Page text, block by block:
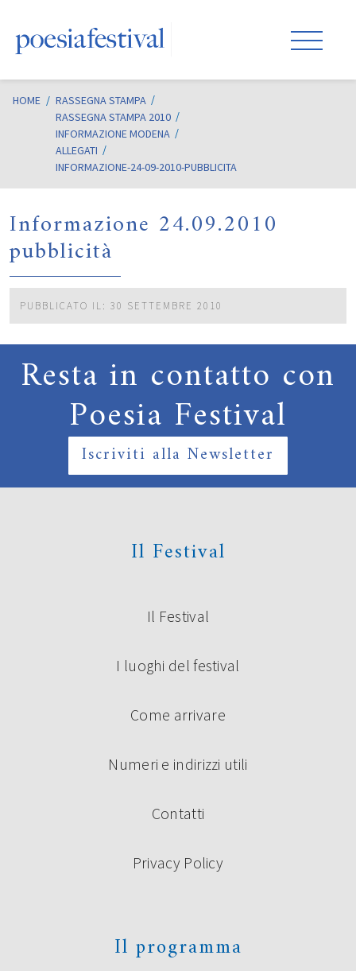
HOME / RASSEGNA STAMPA
RASSEGNA STAMPA 2010
INFORMAZIONE MODENA
ALLEGATI
INFORMAZIONE-24-09-2010-PUBBLICITA
Informazione 24.09.2010
pubblicità
PUBBLICATO IL: 30 SETTEMBRE 2010
Resta in contatto con
Poesia Festival
Iscriviti alla Newsletter
Il Festival
Il Festival
I luoghi del festival
Come arrivare
Numeri e indirizzi utili
Contatti
Privacy Policy
Il programma